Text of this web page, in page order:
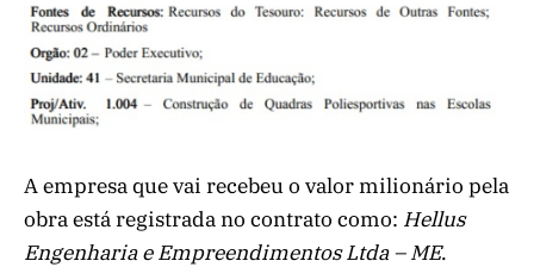
A empresa que vai recebeu o valor milionário pela
obra está registrada no contrato como: Hellus
Engenharia e Empreendimentos Ltda – ME.